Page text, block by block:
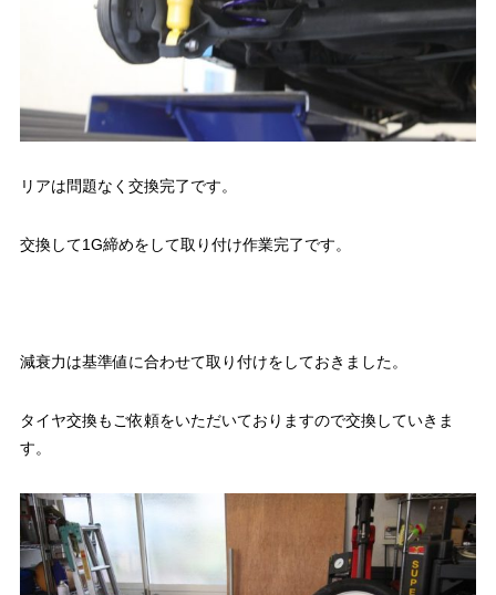
リアは問題なく交換完了です。
交換して1G締めをして取り付け作業完了です。
減衰力は基準値に合わせて取り付けをしておきました。
タイヤ交換もご依頼をいただいておりますので交換していきま
す。